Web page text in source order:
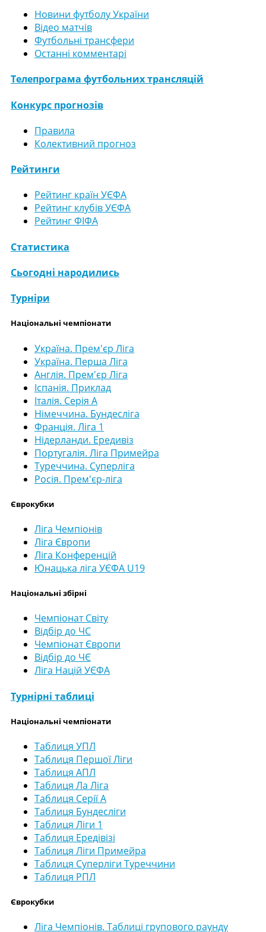
Новини футболу України
Відео матчів
Футбольні трансфери
Останні комментарі
Телепрограма футбольних трансляцій
Конкурс прогнозів
Правила
Колективний прогноз
Рейтинги
Рейтинг країн УЄФА
Рейтинг клубів УЄФА
Рейтинг ФІФА
Статистика
Сьогодні народились
Турніри
Національні чемпіонати
Україна. Прем'єр Ліга
Україна. Перша Ліга
Англія. Прем'єр Ліга
Іспанія. Приклад
Італія. Серія А
Німеччина. Бундесліга
Франція. Ліга 1
Нідерланди. Ередивіз
Португалія. Ліга Примейра
Туреччина. Суперліга
Росія. Прем'єр-ліга
Єврокубки
Ліга Чемпіонів
Ліга Європи
Ліга Конференцій
Юнацька ліга УЄФА U19
Національні збірні
Чемпіонат Світу
Відбір до ЧС
Чемпіонат Європи
Відбір до ЧЄ
Ліга Націй УЄФА
Турнірні таблиці
Національні чемпіонати
Таблиця УПЛ
Таблиця Першої Ліги
Таблиця АПЛ
Таблиця Ла Ліга
Таблиця Серії А
Таблиця Бундесліги
Таблиця Ліги 1
Таблиця Ередівізі
Таблиця Ліги Примейра
Таблиця Суперліги Туреччини
Таблиця РПЛ
Єврокубки
Ліга Чемпіонів. Таблиці групового раунду